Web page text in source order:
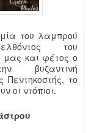
του λαμπρού
του
μας και φέτος ο
βυζαντινή
Πεντηκοστής, το
οι ντόπιοι.